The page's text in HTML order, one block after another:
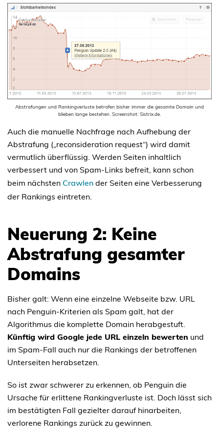
Abstrafungen und Rankingverluste betrafen bisher immer die gesamte Domain und
blieben lange bestehen. Screenshot: Sistrix.de.
Auch die manuelle Nachfrage nach Aufhebung der
Abstrafung („reconsideration request“) wird damit
vermutlich überflüssig. Werden Seiten inhaltlich
verbessert und von Spam-Links befreit, kann schon
beim nächsten Crawlen der Seiten eine Verbesserung
der Rankings eintreten.
Neuerung 2: Keine
Abstrafung gesamter
Domains
Bisher galt: Wenn eine einzelne Webseite bzw. URL
nach Penguin-Kriterien als Spam galt, hat der
Algorithmus die komplette Domain herabgestuft.
Künftig wird Google jede URL einzeln bewerten und
im Spam-Fall auch nur die Rankings der betroffenen
Unterseiten herabsetzen.
So ist zwar schwerer zu erkennen, ob Penguin die
Ursache für erlittene Rankingverluste ist. Doch lässt sich
im bestätigten Fall gezielter darauf hinarbeiten,
verlorene Rankings zurück zu gewinnen.